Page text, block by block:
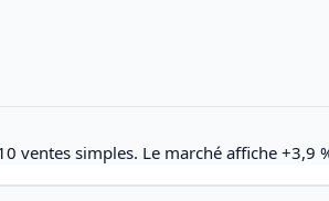
simples. Le marché affiche